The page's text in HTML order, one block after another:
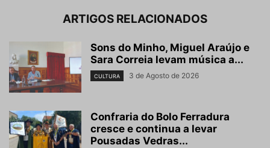
ARTIGOS RELACIONADOS
Sons do Minho, Miguel Araújo e
Sara Correia levam música a...
CULTURA 3 de Agosto de 2026
Confraria do Bolo Ferradura
cresce e continua a levar
Pousadas Vedras...